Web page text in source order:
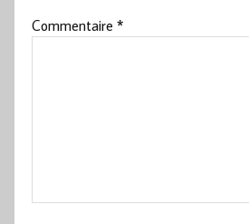
Commentaire*